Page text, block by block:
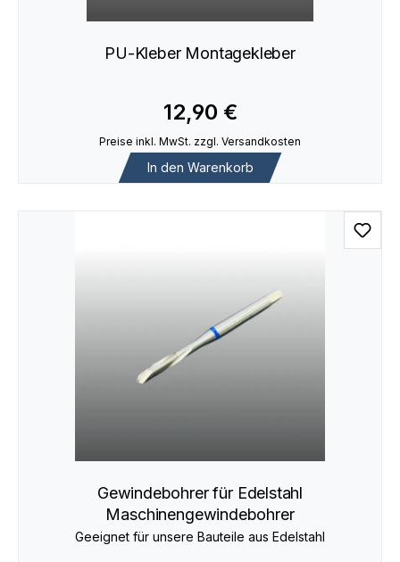
PU-Kleber Montagekleber
12,90 €
Preise inkl. MwSt. zzgl. Versandkosten
In den Warenkorb
Gewindebohrer für Edelstahl
Maschinengewindebohrer
Geeignet für unsere Bauteile aus Edelstahl